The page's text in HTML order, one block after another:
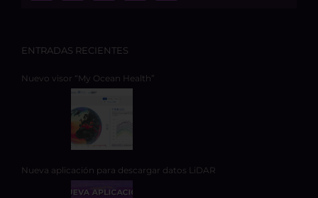
ENTRADAS RECIENTES
Nuevo visor “My Ocean Health”
Nueva aplicación para descargar datos LiDAR